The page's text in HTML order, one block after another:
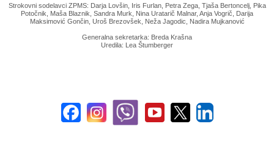
Strokovni sodelavci ZPMS: Darja Lovšin, Iris Furlan, Petra Zega, Tjaša Bertoncelj, Pika
Potočnik, Maša Blaznik, Sandra Murk, Nina Uratarič Malnar, Anja Vogrič, Darija
Maksimović Gončin, Uroš Brezovšek, Neža Jagodic, Nadira Mujkanović
Generalna sekretarka: Breda Krašna
Uredila: Lea Štumberger